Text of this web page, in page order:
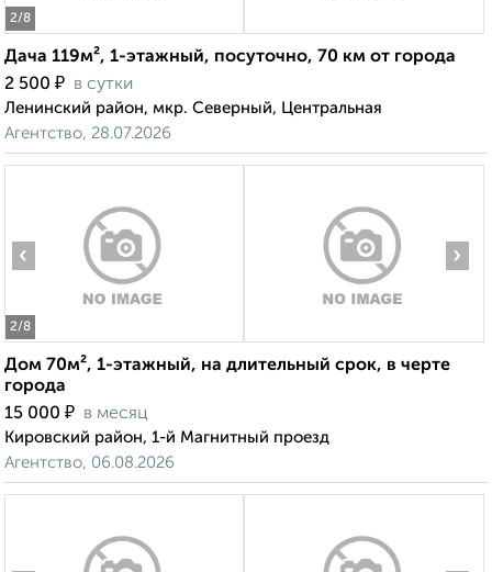
2/8
Дача 119м², 1-этажный, посуточно, 70 км от города
2 500 ₽ в сутки
Ленинский район, мкр. Северный, Центральная
Агентство, 28.07.2026
2/8
‹ ›
Дом 70м², 1-этажный, на длительный срок, в черте
города
15 000 ₽ в месяц
Кировский район, 1-й Магнитный проезд
Агентство, 06.08.2026